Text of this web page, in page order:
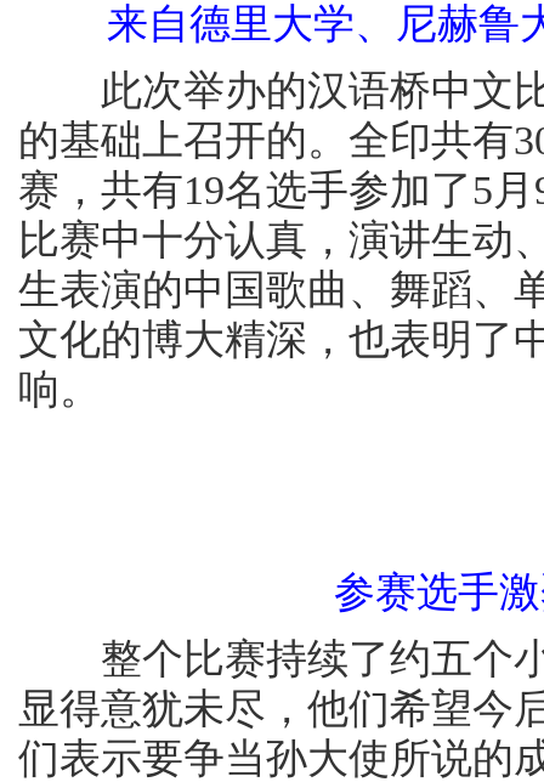
来自德里大学、尼赫鲁
此次举办的汉语桥中文比
的基础上召开的。全印共有
赛，共有19名选手参加了5
比赛中十分认真，演讲生动
生表演的中国歌曲、舞蹈、
文化的博大精深，也表明了
响。
参赛选手
整个比赛持续了约五个小
显得意犹未尽，他们希望今
们表示要争当孙大使所说的